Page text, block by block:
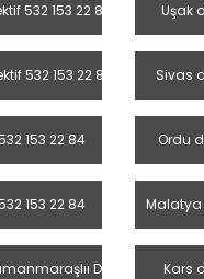
532 153 22 84 Uşak
532 153 22 84 Sivas
153 22 84 Ordu
153 22 84 Malatya
Dedektif 532 153
Kars